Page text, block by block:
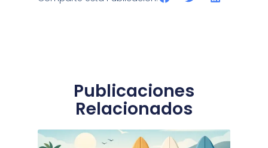
Publicaciones
Relacionados